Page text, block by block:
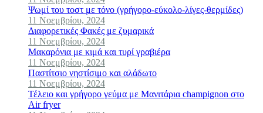
Ψωμί του τοστ με τόνο (γρήγορο-εύκολο-λίγες-θερμίδες)
11 Νοεμβρίου, 2024
Διαφορετικές Φακές με ζυμαρικά
11 Νοεμβρίου, 2024
Μακαρόνια με κιμά και τυρί γραβιέρα
11 Νοεμβρίου, 2024
Παστίτσιο νηστίσιμο και αλάδωτο
11 Νοεμβρίου, 2024
Τέλειο και γρήγορο γεύμα με Mανιτάρια champignon στο
Air fryer